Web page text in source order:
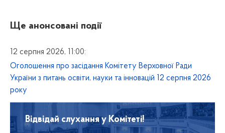
Ще анонсовані події
12 серпня 2026, 11:00:
Оголошення про засідання Комітету Верховної Ради
України з питань освіти, науки та інновацій 12 серпня 2026
року
Відвідай слухання у Комітеті!